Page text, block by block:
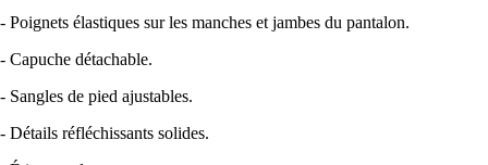
- Poignets élastiques sur les manches et jambes du pantalon.
- Capuche détachable.
- Sangles de pied ajustables.
- Détails réfléchissants solides.